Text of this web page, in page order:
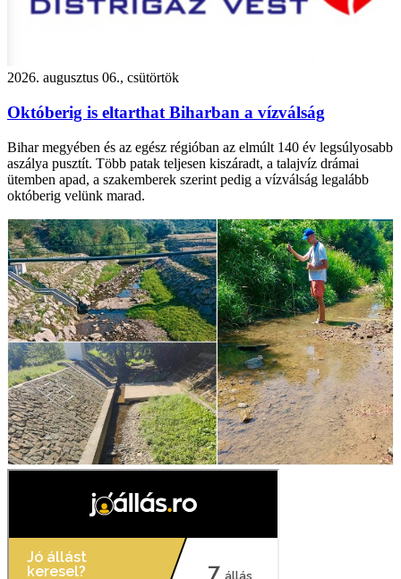
2026. augusztus 06., csütörtök
Októberig is eltarthat Biharban a vízválság
Bihar megyében és az egész régióban az elmúlt 140 év legsúlyosabb
aszálya pusztít. Több patak teljesen kiszáradt, a talajvíz drámai
ütemben apad, a szakemberek szerint pedig a vízválság legalább
októberig velünk marad.